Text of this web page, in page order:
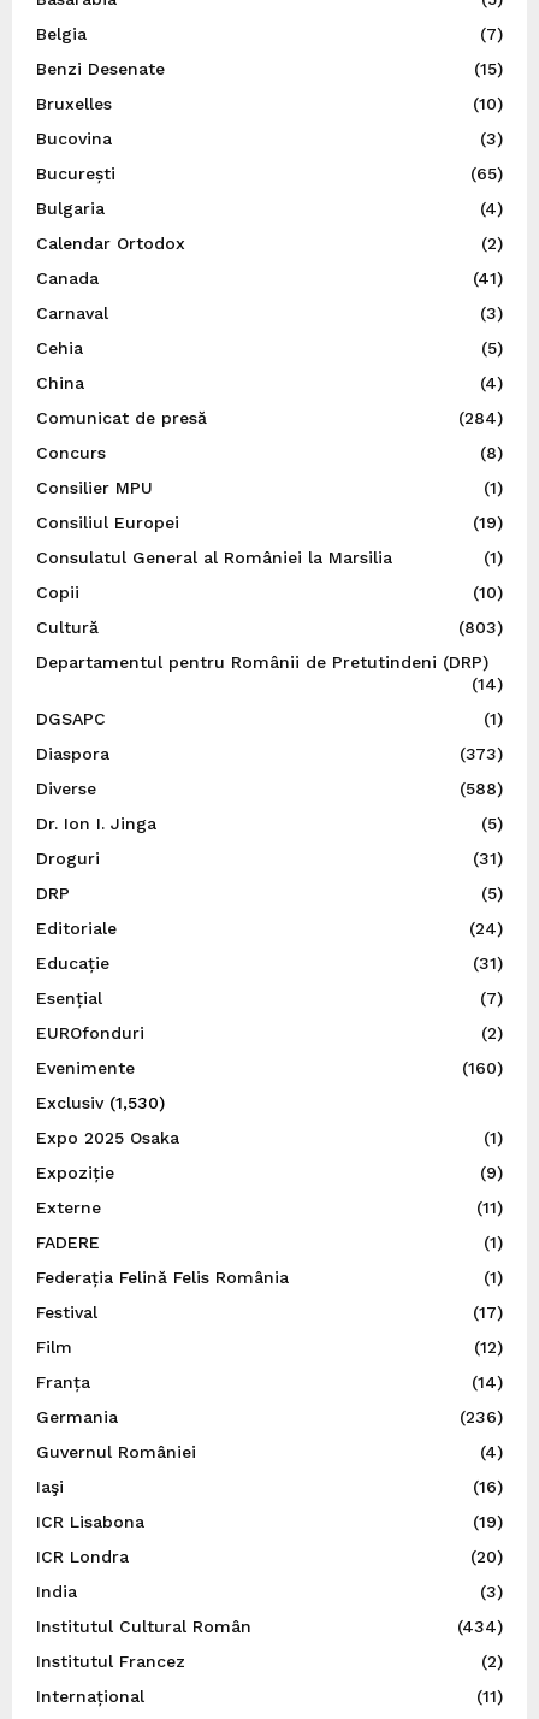
Belgia
(7)
Benzi Desenate
(15)
Bruxelles
(10)
Bucovina
(3)
București
(65)
Bulgaria
(4)
Calendar Ortodox
(2)
Canada
(41)
Carnaval
(3)
Cehia
(5)
China
(4)
Comunicat de presă
(284)
Concurs
(8)
Consilier MPU
(1)
Consiliul Europei
(19)
Consulatul General al României la Marsilia
(1)
Copii
(10)
Cultură
(803)
Departamentul pentru Românii de Pretutindeni (DRP)
(14)
DGSAPC
(1)
Diaspora
(373)
Diverse
(588)
Dr. Ion I. Jinga
(5)
Droguri
(31)
DRP
(5)
Editoriale
(24)
Educație
(31)
Esențial
(7)
EUROfonduri
(2)
Evenimente
(160)
Exclusiv(1,530)
Expo 2025 Osaka
(1)
Expoziție
(9)
Externe
(11)
FADERE
(1)
Federația Felină Felis România
(1)
Festival
(17)
Film
(12)
Franța
(14)
Germania
(236)
Guvernul României
(4)
Iaşi
(16)
ICR Lisabona
(19)
ICR Londra
(20)
India
(3)
Institutul Cultural Român
(434)
Institutul Francez
(2)
Internațional
(11)